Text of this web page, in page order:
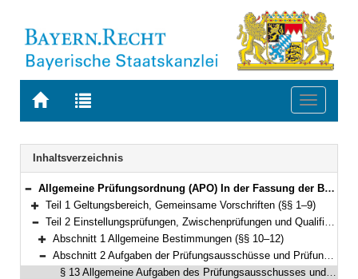
Zur
BAYERN.RECHT
Zur
letzten
Suche
Toggle
Navigation
Inhaltsverzeichnis
Bereich reduzieren
Allgemeine Prüfungsordnung (APO) In der Fassung der Bekanntmachung vom 14. Februar 1984 (GVBl. S. 76) BayRS 2030-2-10-F (§§ 1–64)
Bereich erweitern
Teil 1 Geltungsbereich, Gemeinsame Vorschriften (§§ 1–9)
Bereich reduzieren
Teil 2 Einstellungsprüfungen, Zwischenprüfungen und Qualifikationsprüfungen am Ende des Vorbereitungsdienstes (§§ 10–37)
Bereich erweitern
Abschnitt 1 Allgemeine Bestimmungen (§§ 10–12)
Bereich reduzieren
Abschnitt 2 Aufgaben der Prüfungsausschüsse und Prüfungsämter (§§ 13–14)
§ 13 Allgemeine Aufgaben des Prüfungsausschusses und des Prüfungsamts